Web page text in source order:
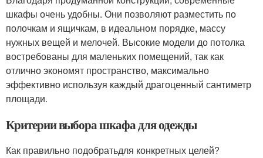
шкафы очень удобны. Они позволяют разместить по
полочкам и ящичкам, в идеальном порядке, массу
нужных вещей и мелочей. Высокие модели до потолка
востребованы для маленьких помещений, так как
отлично экономят пространство, максимально
эффективно используя каждый драгоценный сантиметр
площади.
Критерии выбора шкафа для одежды
Как правильно подобратьдля конкретных целей?